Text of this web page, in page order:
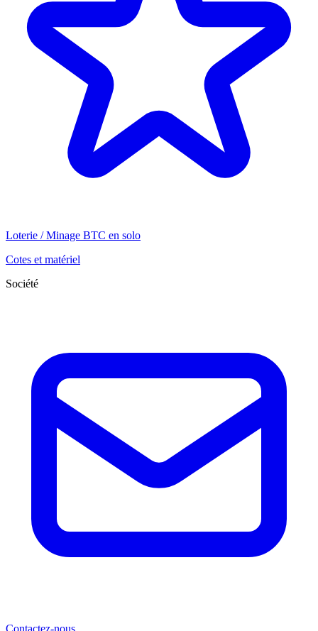
Loterie / Minage BTC en solo
Cotes et matériel
Société
Contactez-nous